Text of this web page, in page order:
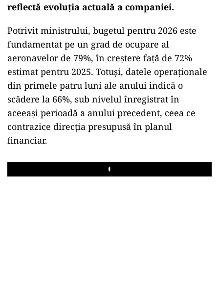
reflectă evoluția actuală a companiei.
Potrivit ministrului, bugetul pentru 2026 este
fundamentat pe un grad de ocupare al
aeronavelor de 79%, în creștere față de 72%
estimat pentru 2025. Totuși, datele operaționale
din primele patru luni ale anului indică o
scădere la 66%, sub nivelul înregistrat în
aceeași perioadă a anului precedent, ceea ce
contrazice direcția presupusă în planul
financiar.
Play